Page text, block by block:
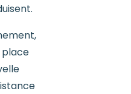
place